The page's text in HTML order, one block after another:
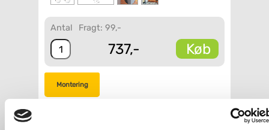
Antal Fragt: 99,-
737,- Køb
Montering